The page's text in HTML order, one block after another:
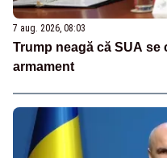
7 aug. 2026, 08:03
Trump neagă că SUA
armament